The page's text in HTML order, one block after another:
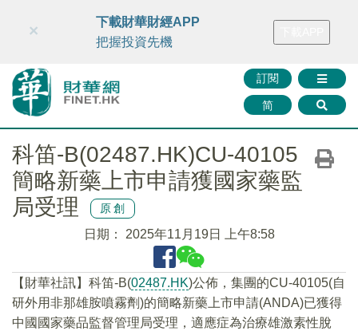
財華智庫網 FINTV FINMETA 財華證券 媒體矩陣
訂閱
简
×
下載財華財經APP
把握投資先機
科笛-B(02487.HK)CU-40105
簡略新藥上市申請獲國家藥監
局受理
原創
日期： 2025年11月19日 上午8:58
【財華社訊】科笛-B(02487.HK)公佈，集團的CU-40105(自
研外用非那雄胺噴霧劑)的簡略新藥上市申請(ANDA)已獲得
中國國家藥品監督管理局受理，適應症為治療雄激素性脫